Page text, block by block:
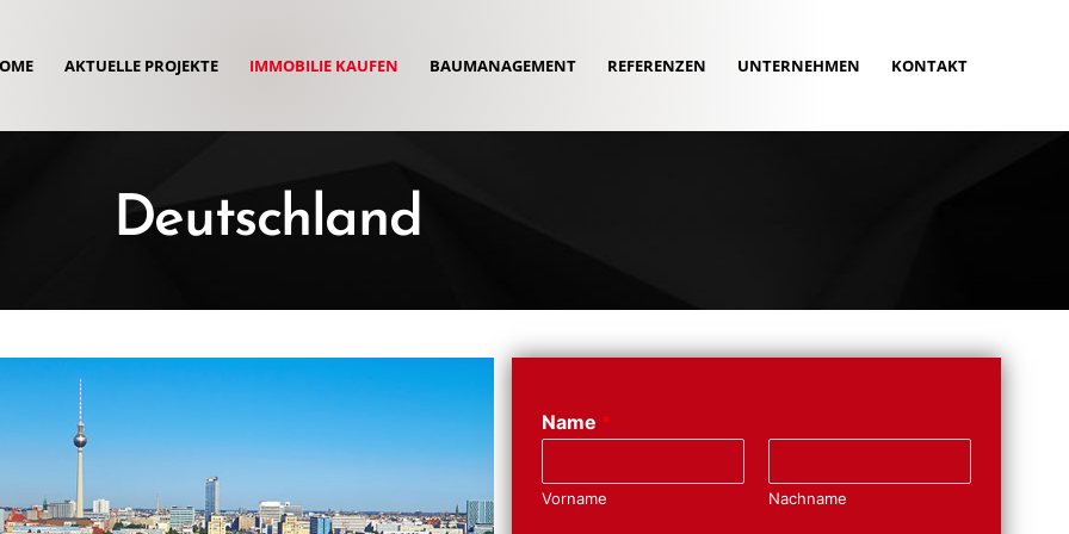
AKTUELLE PROJEKTE IMMOBILIE KAUFEN BAUMANAGEMENT REFERENZEN UNTERNEHMEN KONTAKT
Deutschland
Name *
Vorname Nachname